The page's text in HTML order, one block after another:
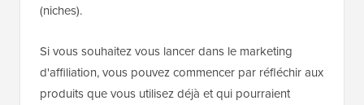
(niches).
Si vous souhaitez vous lancer dans le marketing
d'affiliation, vous pouvez commencer par réfléchir aux
produits que vous utilisez déjà et qui pourraient